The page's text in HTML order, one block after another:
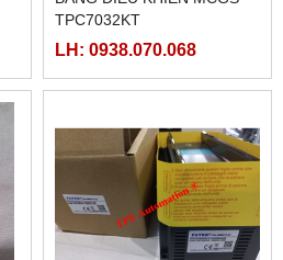
TPC7032KT
LH: 0938.070.068